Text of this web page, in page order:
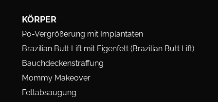
KÖRPER
Po-Vergrößerung mit Implantaten
Brazilian Butt Lift mit Eigenfett (Brazilian Butt Lift)
Bauchdeckenstraffung
Mommy Makeover
Fettabsaugung